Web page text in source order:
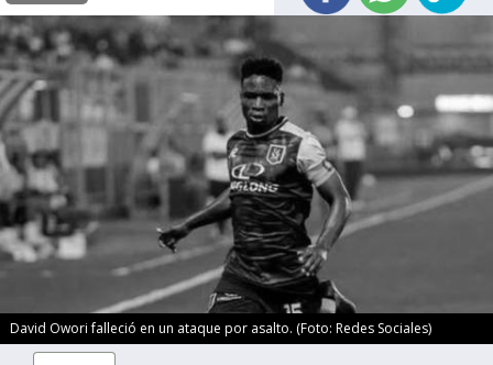
David Owori falleció en un ataque por asalto. (Foto: Redes Sociales)